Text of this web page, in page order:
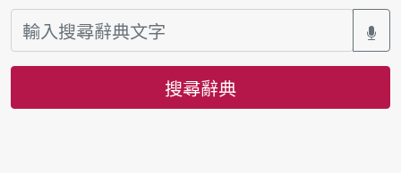
搜尋辭典